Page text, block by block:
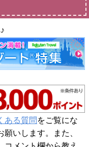
ある質問 をご覧にな
いします。また、